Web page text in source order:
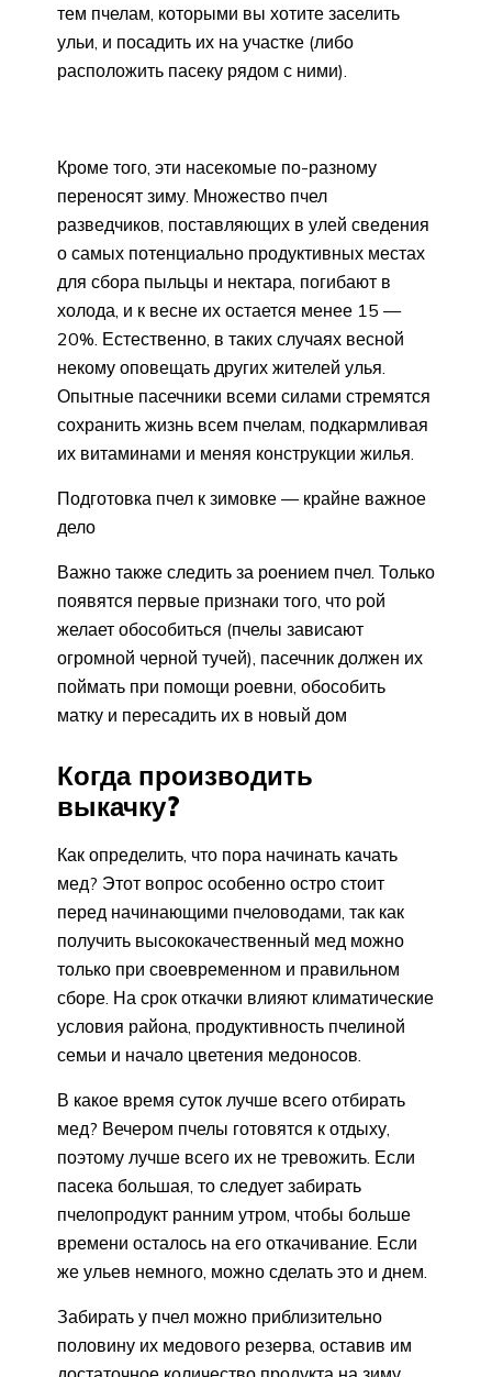
тем пчелам, которыми вы хотите заселить
ульи, и посадить их на участке (либо
расположить пасеку рядом с ними).
Кроме того, эти насекомые по-разному
переносят зиму. Множество пчел
разведчиков, поставляющих в улей сведения
о самых потенциально продуктивных местах
для сбора пыльцы и нектара, погибают в
холода, и к весне их остается менее 15 —
20%. Естественно, в таких случаях весной
некому оповещать других жителей улья.
Опытные пасечники всеми силами стремятся
сохранить жизнь всем пчелам, подкармливая
их витаминами и меняя конструкции жилья.
Подготовка пчел к зимовке — крайне важное
дело
Важно также следить за роением пчел. Только
появятся первые признаки того, что рой
желает обособиться (пчелы зависают
огромной черной тучей), пасечник должен их
поймать при помощи роевни, обособить
матку и пересадить их в новый дом
Когда производить
выкачку?
Как определить, что пора начинать качать
мед? Этот вопрос особенно остро стоит
перед начинающими пчеловодами, так как
получить высококачественный мед можно
только при своевременном и правильном
сборе. На срок откачки влияют климатические
условия района, продуктивность пчелиной
семьи и начало цветения медоносов.
В какое время суток лучше всего отбирать
мед? Вечером пчелы готовятся к отдыху,
поэтому лучше всего их не тревожить. Если
пасека большая, то следует забирать
пчелопродукт ранним утром, чтобы больше
времени осталось на его откачивание. Если
же ульев немного, можно сделать это и днем.
Забирать у пчел можно приблизительно
половину их медового резерва, оставив им